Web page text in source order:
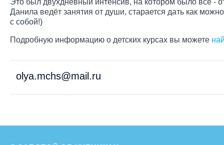
Это был двухдневный интенсив, на котором было всё -
Данила ведёт занятия от души, старается дать как
с собой!)
Подробную информацию о детских курсах вы можете
olya.mchs@mail.ru